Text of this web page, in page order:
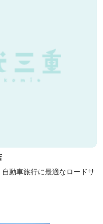
動車旅行に最適なロードサ